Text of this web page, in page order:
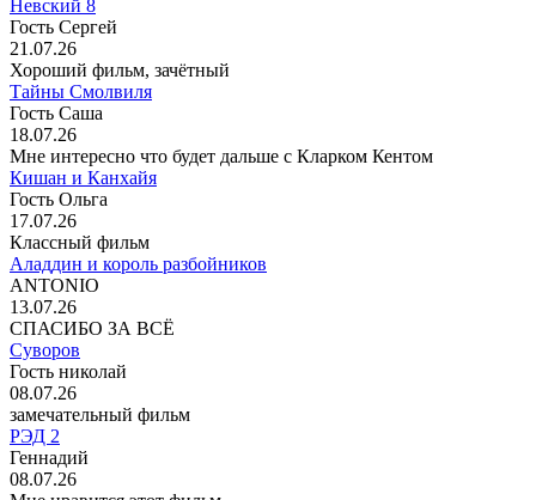
Невский 8
Гость Сергей
21.07.26
Хороший фильм, зачётный
Тайны Смолвиля
Гость Саша
18.07.26
Мне интересно что будет дальше с Кларком Кентом
Кишан и Канхайя
Гость Ольга
17.07.26
Классный фильм
Аладдин и король разбойников
ANTONIO
13.07.26
СПАСИБО ЗА ВСЁ
Суворов
Гость николай
08.07.26
замечательный фильм
РЭД 2
Геннадий
08.07.26